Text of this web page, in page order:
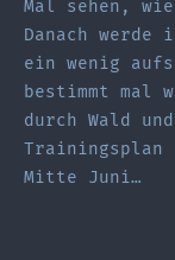
Mal sehen,
Danach
ein wenig
bestimmt mal
durch Wald
Trainingsplan
Mitte Juni…